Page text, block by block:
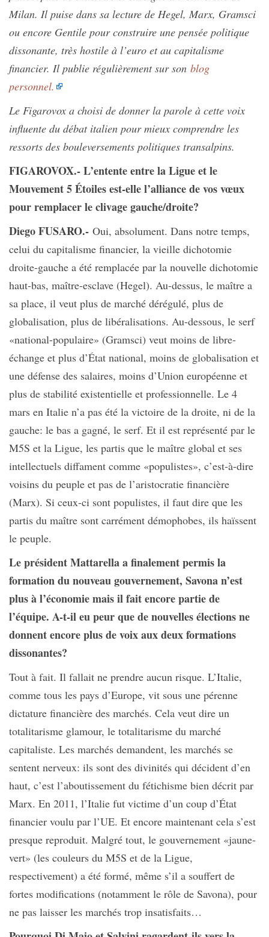
Milan. Il puise dans sa lecture de Hegel, Marx, Gramsci
ou encore Gentile pour construire une pensée politique
dissonante, très hostile à l’euro et au capitalisme
financier. Il publie régulièrement sur son blog
personnel.
Le Figarovox a choisi de donner la parole à cette voix
influente du débat italien pour mieux comprendre les
ressorts des bouleversements politiques transalpins.
FIGAROVOX.- L’entente entre la Ligue et le
Mouvement 5 Étoiles est-elle l’alliance de vos vœux
pour remplacer le clivage gauche/droite?
Diego FUSARO.- Oui, absolument. Dans notre temps,
celui du capitalisme financier, la vieille dichotomie
droite-gauche a été remplacée par la nouvelle dichotomie
haut-bas, maître-esclave (Hegel). Au-dessus, le maître a
sa place, il veut plus de marché dérégulé, plus de
globalisation, plus de libéralisations. Au-dessous, le serf
«national-populaire» (Gramsci) veut moins de libre-
échange et plus d’État national, moins de globalisation et
une défense des salaires, moins d’Union européenne et
plus de stabilité existentielle et professionnelle. Le 4
mars en Italie n’a pas été la victoire de la droite, ni de la
gauche: le bas a gagné, le serf. Et il est représenté par le
M5S et la Ligue, les partis que le maître global et ses
intellectuels diffament comme «populistes», c’est-à-dire
voisins du peuple et pas de l’aristocratie financière
(Marx). Si ceux-ci sont populistes, il faut dire que les
partis du maître sont carrément démophobes, ils haïssent
le peuple.
Le président Mattarella a finalement permis la
formation du nouveau gouvernement, Savona n’est
plus à l’économie mais il fait encore partie de
l’équipe. A-t-il eu peur que de nouvelles élections ne
donnent encore plus de voix aux deux formations
dissonantes?
Tout à fait. Il fallait ne prendre aucun risque. L’Italie,
comme tous les pays d’Europe, vit sous une pérenne
dictature financière des marchés. Cela veut dire un
totalitarisme glamour, le totalitarisme du marché
capitaliste. Les marchés demandent, les marchés se
sentent nerveux: ils sont des divinités qui décident d’en
haut, c’est l’aboutissement du fétichisme bien décrit par
Marx. En 2011, l’Italie fut victime d’un coup d’État
financier voulu par l’UE. Et encore maintenant cela s’est
presque reproduit. Malgré tout, le gouvernement «jaune-
vert» (les couleurs du M5S et de la Ligue,
respectivement) a été formé, même s’il a souffert de
fortes modifications (notamment le rôle de Savona), pour
ne pas laisser les marchés trop insatisfaits…